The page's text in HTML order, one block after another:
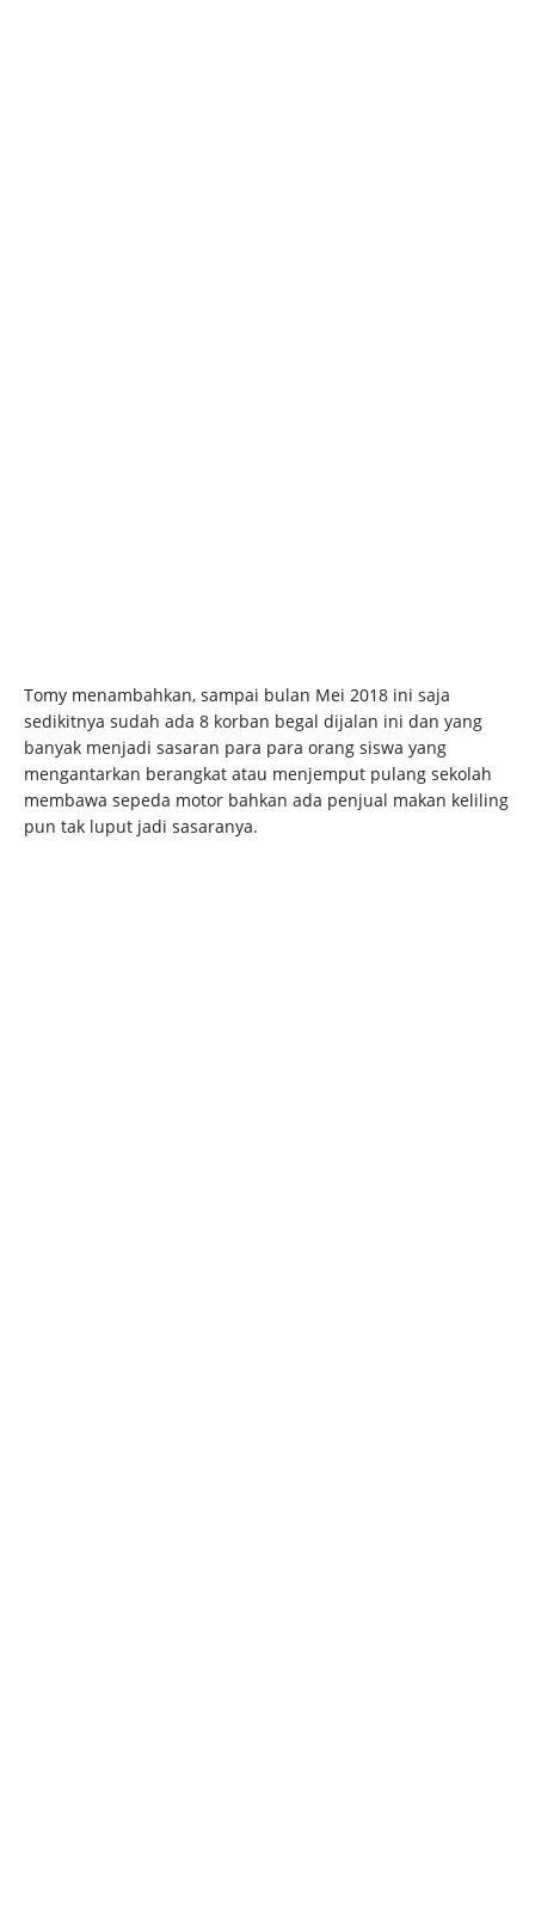
Tomy menambahkan, sampai bulan Mei 2018 ini saja
sedikitnya sudah ada 8 korban begal dijalan ini dan yang
banyak menjadi sasaran para para orang siswa yang
mengantarkan berangkat atau menjemput pulang sekolah
membawa sepeda motor bahkan ada penjual makan keliling
pun tak luput jadi sasaranya.